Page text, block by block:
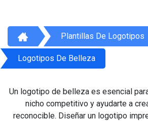
Plantillas De Logotipos
Logotipos De Belleza
Un logotipo de belleza es esencial
nicho competitivo y ayudarte a
reconocible. Diseñar un logotipo